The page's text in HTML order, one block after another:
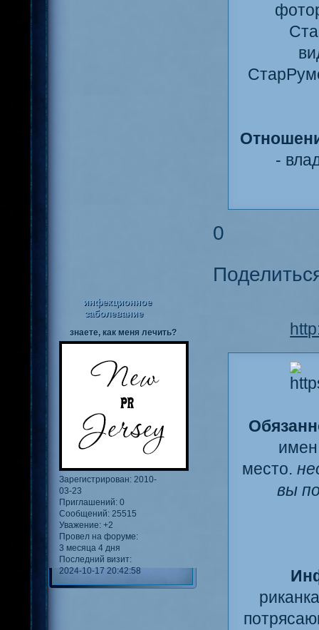
-
0
инфекционное
заболевание
знаете, как меня лечить?
Зарегистрирован: 2010-
03-23
Приглашений: 0
Сообщений: 25515
Уважение: +2
Провел на форуме:
3 месяца 4 дня
Последний визит:
2024-10-17 20:42:58
имен
место.
вы